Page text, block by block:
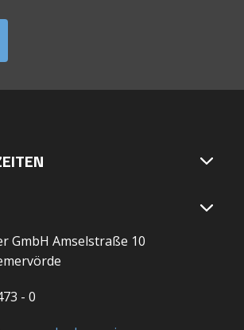
GmbH Amselstraße 10
- 0